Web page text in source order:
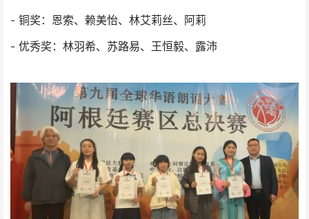
- 铜奖：恩索、赖美怡、林艾莉丝、阿莉
- 优秀奖：林羽希、苏路易、王恒毅、露沛